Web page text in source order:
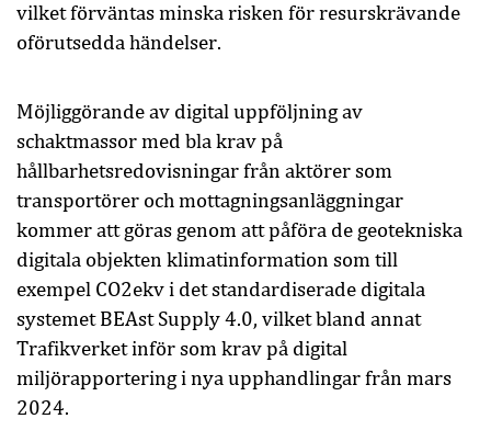
vilket förväntas minska risken för resurskrävande
oförutsedda händelser.
Möjliggörande av digital uppföljning av
schaktmassor med bla krav på
hållbarhetsredovisningar från aktörer som
transportörer och mottagningsanläggningar
kommer att göras genom att påföra de geotekniska
digitala objekten klimatinformation som till
exempel CO2ekv i det standardiserade digitala
systemet BEAst Supply 4.0, vilket bland annat
Trafikverket inför som krav på digital
miljörapportering i nya upphandlingar från mars
2024.